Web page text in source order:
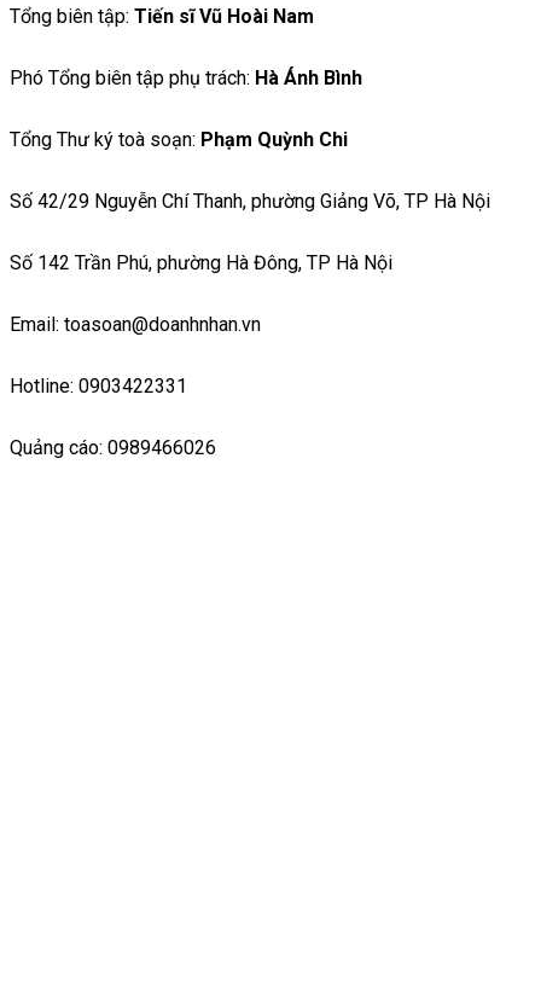
Tổng biên tập: Tiến sĩ Vũ Hoài Nam
Phó Tổng biên tập phụ trách: Hà Ánh Bình
Tổng Thư ký toà soạn: Phạm Quỳnh Chi
Số 42/29 Nguyễn Chí Thanh, phường Giảng Võ, TP Hà Nội
Số 142 Trần Phú, phường Hà Đông, TP Hà Nội
Email: toasoan@doanhnhan.vn
Hotline: 0903422331
Quảng cáo: 0989466026